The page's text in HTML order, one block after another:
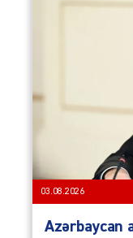
03.08.2026
Azərbaycan